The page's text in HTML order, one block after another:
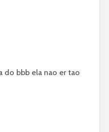
do bbb ela nao er tao